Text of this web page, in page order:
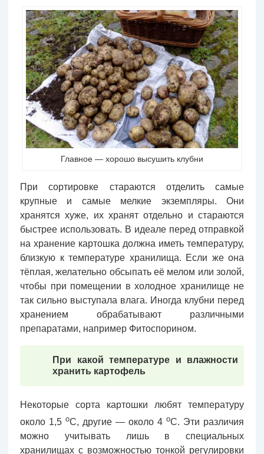
Главное — хорошо высушить клубни
При сортировке стараются отделить самые
крупные и самые мелкие экземпляры. Они
хранятся хуже, их хранят отдельно и стараются
быстрее использовать. В идеале перед отправкой
на хранение картошка должна иметь температуру,
близкую к температуре хранилища. Если же она
тёплая, желательно обсыпать её мелом или золой,
чтобы при помещении в холодное хранилище не
так сильно выступала влага. Иногда клубни перед
хранением обрабатывают различными
препаратами, например Фитоспорином.
При какой температуре и влажности
хранить картофель
Некоторые сорта картошки любят температуру
около 1,5 оС, другие — около 4 оС. Эти различия
можно учитывать лишь в специальных
хранилищах с возможностью тонкой регулировки